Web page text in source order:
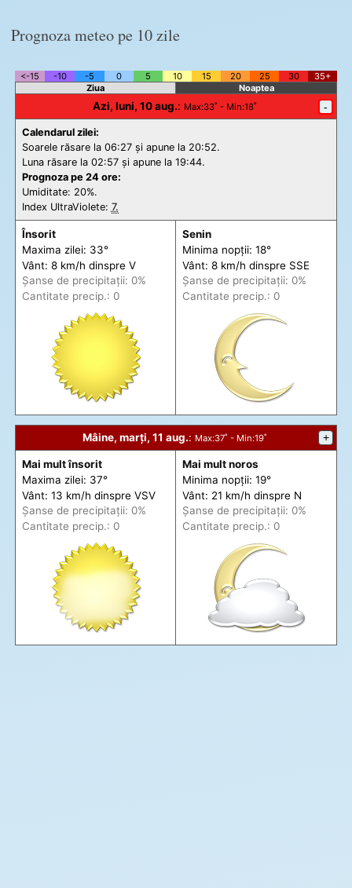
Prognoza meteo pe 10 zile
<-15 -10 -5 0 5 10 15 20 25 30
35+
Ziua
Noaptea
Azi, luni, 10 aug.: Max:33˚ - Min:18˚ -
Calendarul zilei:
Soarele răsare la 06:27 și apune la 20:52.
Luna răsare la 02:57 și apune la 19:44.
Prognoza pe 24 ore:
Umiditate: 20%.
Index UltraViolete: 7.
Însorit
Maxima zilei: 33°
Vânt: 8 km/h dinspre V
Șanse de precipitații: 0%
Cantitate precip.: 0
Senin
Minima nopții: 18°
Vânt: 8 km/h dinspre SSE
Șanse de precipitații: 0%
Cantitate precip.: 0
Mâine, marți, 11 aug.: Max:37˚ - Min:19˚ +
Mai mult însorit
Maxima zilei: 37°
Vânt: 13 km/h dinspre VSV
Șanse de precipitații: 0%
Cantitate precip.: 0
Mai mult noros
Minima nopții: 19°
Vânt: 21 km/h dinspre N
Șanse de precipitații: 0%
Cantitate precip.: 0